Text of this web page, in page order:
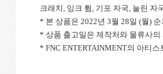
크래치, 잉크 튐, 기포 자국, 눌린 자
* 본 상품은 2022년 3월 28일 (월)
* 상품 출고일은 제작처와 물류사
* FNC ENTERTAINMENT의 아티